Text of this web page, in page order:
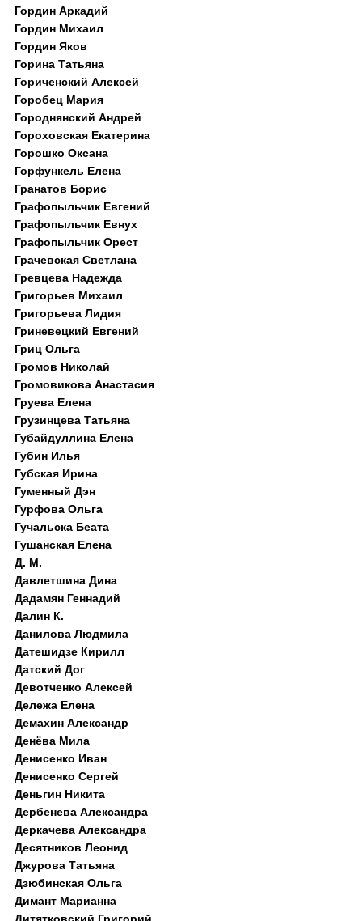
Гордин Аркадий
Гордин Михаил
Гордин Яков
Горина Татьяна
Гориченский Алексей
Горобец Мария
Городнянский Андрей
Гороховская Екатерина
Горошко Оксана
Горфункель Елена
Гранатов Борис
Графопыльчик Евгений
Графопыльчик Евнух
Графопыльчик Орест
Грачевская Светлана
Гревцева Надежда
Григорьев Михаил
Григорьева Лидия
Гриневецкий Евгений
Гриц Ольга
Громов Николай
Громовикова Анастасия
Груева Елена
Грузинцева Татьяна
Губайдуллина Елена
Губин Илья
Губская Ирина
Гуменный Дэн
Гурфова Ольга
Гучальска Беата
Гушанская Елена
Д. M.
Давлетшина Дина
Дадамян Геннадий
Далин К.
Данилова Людмила
Датешидзе Кирилл
Датский Дог
Девотченко Алексей
Дележа Елена
Демахин Александр
Денёва Мила
Денисенко Иван
Денисенко Сергей
Деньгин Никита
Дербенева Александра
Деркачева Александра
Десятников Леонид
Джурова Татьяна
Дзюбинская Ольга
Димант Марианна